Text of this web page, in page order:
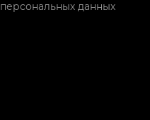
персональных данных